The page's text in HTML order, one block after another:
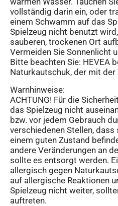
vollständig darin ein, oder
einem Schwamm auf das
Spielzeug nicht benutzt
sauberen, trockenen Ort
Vermeiden Sie Sonnenlicht
Bitte beachten Sie: HEVEA
Naturkautschuk, der mit der
Warnhinweise:
ACHTUNG! Für die
das Spielzeug nicht
bzw. vor jedem Gebrauch
verschiedenen Stellen,
einem guten Zustand
andere Veränderungen an
sollte es entsorgt werden.
allergisch gegen
auf allergische Reaktionen
Spielzeug nicht weiter,
auftreten.